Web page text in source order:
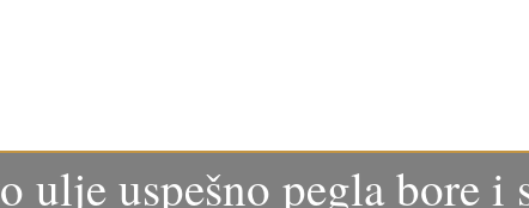
ulje uspešno pegla bore i